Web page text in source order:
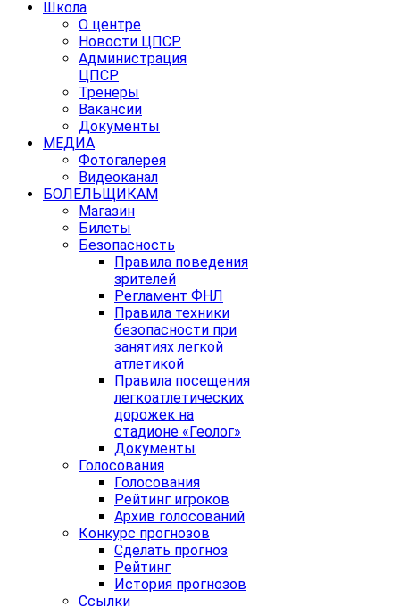
Школа
О центре
Новости ЦПСР
Администрация
ЦПСР
Тренеры
Вакансии
Документы
МЕДИА
Фотогалерея
Видеоканал
БОЛЕЛЬЩИКАМ
Магазин
Билеты
Безопасность
Правила поведения
зрителей
Регламент ФНЛ
Правила техники
безопасности при
занятиях легкой
атлетикой
Правила посещения
легкоатлетических
дорожек на
стадионе «Геолог»
Документы
Голосования
Голосования
Рейтинг игроков
Архив голосований
Конкурс прогнозов
Сделать прогноз
Рейтинг
История прогнозов
Ссылки